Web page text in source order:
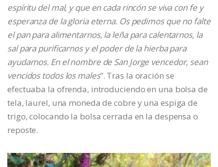
espíritu del mal, y que en cada rincón se viva con fe y
esperanza de la gloria eterna. Os pedimos que no falte
el pan para alimentarnos, la leña para calentarnos, la
sal para purificarnos y el poder de la hierba para
ayudarnos. En el nombre de San Jorge vencedor, sean
vencidos todos los males”. Tras la oración se
efectuaba la ofrenda, introduciendo en una bolsa de
tela, laurel, una moneda de cobre y una espiga de
trigo, colocando la bolsa cerrada en la despensa o
reposte.